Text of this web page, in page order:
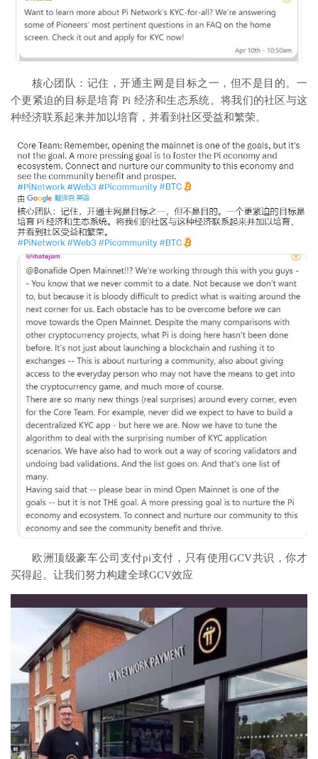
核心团队：记住，开通主网是目标之一，但不是目的。一
个更紧迫的目标是培育 Pi 经济和生态系统。将我们的社区与这
种经济联系起来并加以培育，并看到社区受益和繁荣。
欧洲顶级豪车公司支付pi支付，只有使用GCV共识，你才
买得起。让我们努力构建全球GCV效应